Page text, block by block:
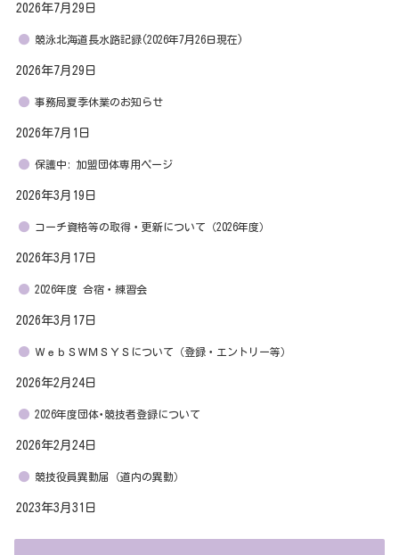
2026年7月29日
競泳北海道長水路記録(2026年7月26日現在)
2026年7月29日
事務局夏季休業のお知らせ
2026年7月1日
保護中: 加盟団体専用ページ
2026年3月19日
コーチ資格等の取得・更新について（2026年度）
2026年3月17日
2026年度 合宿・練習会
2026年3月17日
ＷｅｂＳＷＭＳＹＳについて（登録・エントリー等）
2026年2月24日
2026年度団体･競技者登録について
2026年2月24日
競技役員異動届（道内の異動）
2023年3月31日